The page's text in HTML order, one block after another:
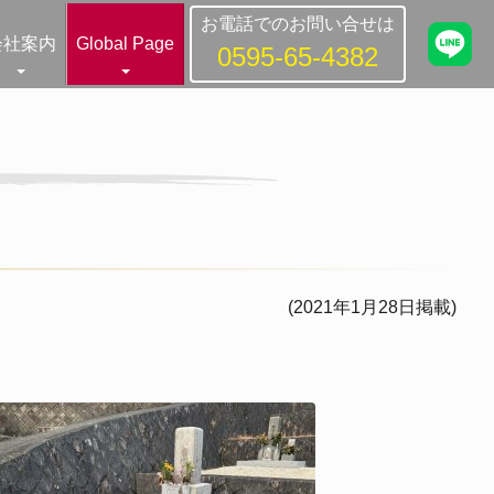
案内 Global Page
お電話でのお問い合せは
0595-65-4382
(2021年1月28日掲載)